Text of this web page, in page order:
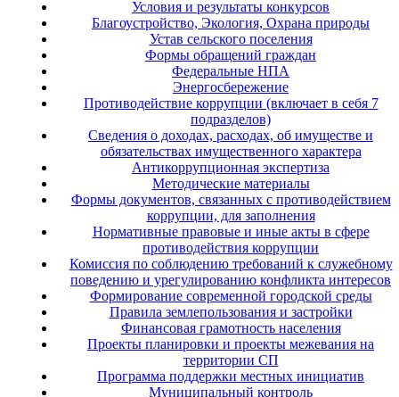
Условия и результаты конкурсов
Благоустройство, Экология, Охрана природы
Устав сельского поселения
Формы обращений граждан
Федеральные НПА
Энергосбережение
Противодействие коррупции (включает в себя 7
подразделов)
Сведения о доходах, расходах, об имуществе и
обязательствах имущественного характера
Антикоррупционная экспертиза
Методические материалы
Формы документов, связанных с противодействием
коррупции, для заполнения
Нормативные правовые и иные акты в сфере
противодействия коррупции
Комиссия по соблюдению требований к служебному
поведению и урегулированию конфликта интересов
Формирование современной городской среды
Правила землепользования и застройки
Финансовая грамотность населения
Проекты планировки и проекты межевания на
территории СП
Программа поддержки местных инициатив
Муниципальный контроль